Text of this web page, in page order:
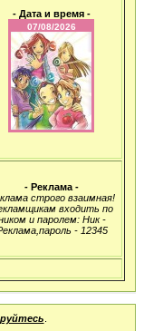
- Дата и время -
- Реклама -
строго взаимная!
входить по
и паролем: Ник -
- 12345